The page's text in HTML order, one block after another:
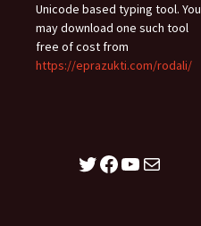
Unicode based typing tool. You
may download one such tool
free of cost from
https://eprazukti.com/rodali/
Twitter
Facebook
YouTube
Mail